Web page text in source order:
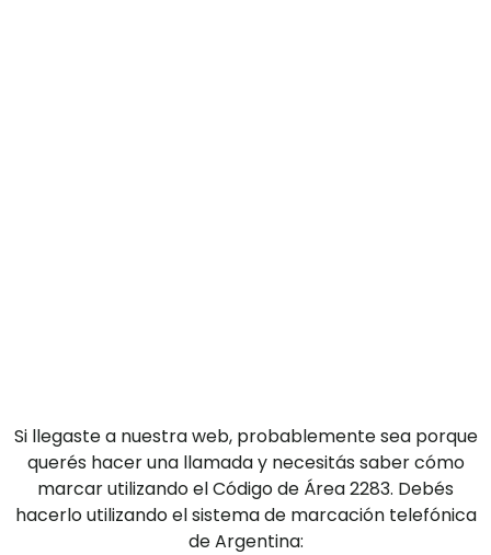
Si llegaste a nuestra web, probablemente sea porque
querés hacer una llamada y necesitás saber cómo
marcar utilizando el Código de Área 2283. Debés
hacerlo utilizando el sistema de marcación telefónica
de Argentina: